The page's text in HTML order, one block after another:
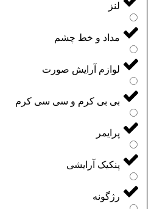
لنز
مداد و خط چشم
لوازم آرایش صورت
بی بی کرم و سی سی کرم
پرایمر
پنکیک آرایشی
رژگونه